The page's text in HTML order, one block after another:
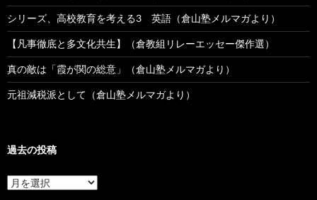
シリーズ、高校教育を考える3 英語（倉山塾メルマガより）
【凡事徹底と多文化共生】（倉教組リレーエッセー傑作選）
真の敵は「霞が関の総意」（倉山塾メルマガより）
元祖減税派として（倉山塾メルマガより）
過去の投稿
過
去